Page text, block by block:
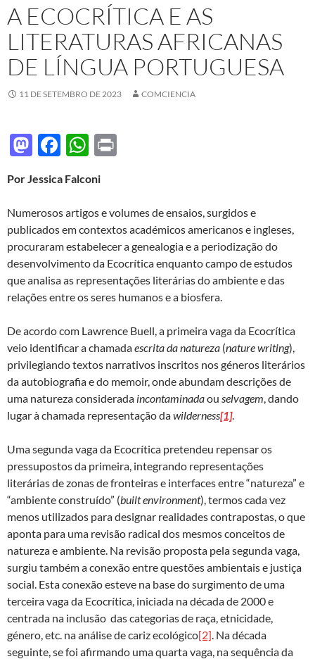
A ECOCRÍTICA E AS
LITERATURAS AFRICANAS
DE LÍNGUA PORTUGUESA
11 DE SETEMBRO DE 2023 COMCIENCIA
M
to
d
o
n
F
e
b
o
o
k
W
at
s
A
p
p
Por Jessica Falconi
Numerosos artigos e volumes de ensaios, surgidos e
publicados em contextos académicos americanos e ingleses,
procuraram estabelecer a genealogia e a periodização do
desenvolvimento da Ecocrítica enquanto campo de estudos
que analisa as representações literárias do ambiente e das
relações entre os seres humanos e a biosfera.
De acordo com Lawrence Buell, a primeira vaga da Ecocrítica
veio identificar a chamadaescrita da natureza (nature writing),
privilegiando textos narrativos inscritos nos géneros literários
da autobiografia e do memoir, onde abundam descrições de
uma natureza considerada incontaminadaou selvagem, dando
lugar à chamada representação dawilderness[1].
Uma segunda vaga da Ecocrítica pretendeu repensar os
pressupostos da primeira, integrando representações
literárias de zonas de fronteiras e interfaces entre “natureza” e
“ambiente construído” (built environment), termos cada vez
menos utilizados para designar realidades contrapostas, o que
aponta para uma revisão radical dos mesmos conceitos de
natureza e ambiente. Na revisão proposta pela segunda vaga,
surgiu também a conexão entre questões ambientais e justiça
social. Esta conexão esteve na base do surgimento de uma
terceira vaga da Ecocrítica, iniciada na década de 2000 e
centrada na inclusão das categorias de raça, etnicidade,
género, etc. na análise de cariz ecológico[2]. Na década
seguinte, se foi afirmando uma quarta vaga, na sequência da